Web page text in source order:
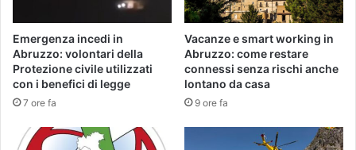
Emergenza incedi in
Abruzzo: volontari della
Protezione civile utilizzati
con i benefici di legge
7 ore fa
Vacanze e smart working in
Abruzzo: come restare
connessi senza rischi anche
lontano da casa
9 ore fa